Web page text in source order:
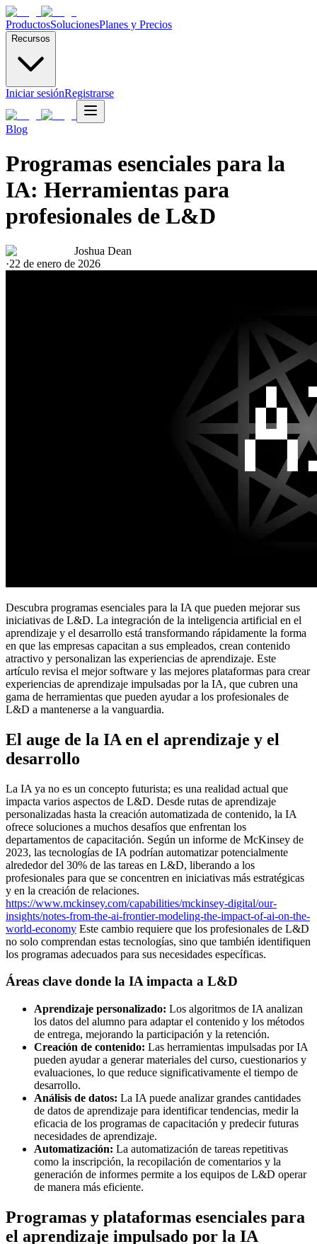
ProductosSolucionesPlanes y Precios
Recursos
Iniciar sesiónRegistrarse
Blog
Programas esenciales para la
IA: Herramientas para
profesionales de L&D
Joshua Dean
·22 de enero de 2026
Descubra programas esenciales para la IA que pueden mejorar sus
iniciativas de L&D. La integración de la inteligencia artificial en el
aprendizaje y el desarrollo está transformando rápidamente la forma
en que las empresas capacitan a sus empleados, crean contenido
atractivo y personalizan las experiencias de aprendizaje. Este
artículo revisa el mejor software y las mejores plataformas para crear
experiencias de aprendizaje impulsadas por la IA, que cubren una
gama de herramientas que pueden ayudar a los profesionales de
L&D a mantenerse a la vanguardia.
El auge de la IA en el aprendizaje y el
desarrollo
La IA ya no es un concepto futurista; es una realidad actual que
impacta varios aspectos de L&D. Desde rutas de aprendizaje
personalizadas hasta la creación automatizada de contenido, la IA
ofrece soluciones a muchos desafíos que enfrentan los
departamentos de capacitación. Según un informe de McKinsey de
2023, las tecnologías de IA podrían automatizar potencialmente
alrededor del 30% de las tareas en L&D, liberando a los
profesionales para que se concentren en iniciativas más estratégicas
y en la creación de relaciones.
https://www.mckinsey.com/capabilities/mckinsey-digital/our-
insights/notes-from-the-ai-frontier-modeling-the-impact-of-ai-on-the-
world-economy Este cambio requiere que los profesionales de L&D
no solo comprendan estas tecnologías, sino que también identifiquen
los programas adecuados para sus necesidades específicas.
Áreas clave donde la IA impacta a L&D
Aprendizaje personalizado: Los algoritmos de IA analizan
los datos del alumno para adaptar el contenido y los métodos
de entrega, mejorando la participación y la retención.
Creación de contenido: Las herramientas impulsadas por IA
pueden ayudar a generar materiales del curso, cuestionarios y
evaluaciones, lo que reduce significativamente el tiempo de
desarrollo.
Análisis de datos: La IA puede analizar grandes cantidades
de datos de aprendizaje para identificar tendencias, medir la
eficacia de los programas de capacitación y predecir futuras
necesidades de aprendizaje.
Automatización: La automatización de tareas repetitivas
como la inscripción, la recopilación de comentarios y la
generación de informes permite a los equipos de L&D operar
de manera más eficiente.
Programas y plataformas esenciales para
el aprendizaje impulsado por la IA